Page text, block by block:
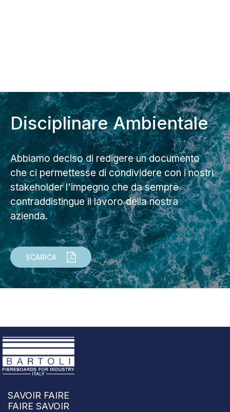
Disciplinare Ambientale
Abbiamo deciso di redigere un documento
che ci permettesse di condividere con i nostri
stakeholder l'impegno che da sempre
contraddistingue il lavoro della nostra
azienda.
SCARICA
SAVOIR FAIRE
FAIRE SAVOIR